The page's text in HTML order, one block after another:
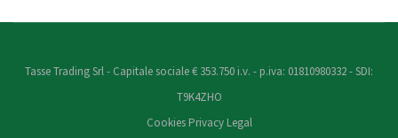
Tasse Trading Srl - Capitale sociale € 353.750 i.v. - p.iva: 01810980332 - SDI:
T9K4ZHO
Cookies Privacy Legal